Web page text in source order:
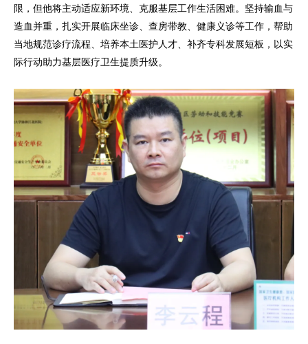
限， 但他将主动适应新环境、 克服基层工作生活困难。坚持输血与
造血并重，扎实开展临床坐诊、查房带教、健康义诊等工作，帮助
当地规范诊疗流程、培养本土医护人才、补齐专科发展短板，以实
际行动助力基层医疗卫生提质升级。